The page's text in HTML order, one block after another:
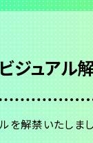
ジュアル解
を解禁いたしまし